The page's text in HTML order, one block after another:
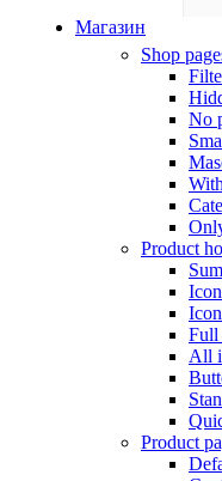
Магазин
Shop
No
Product
Full
All
Product